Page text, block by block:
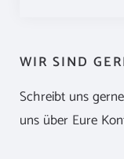
WIR SIND
Schreibt uns
uns über Eure